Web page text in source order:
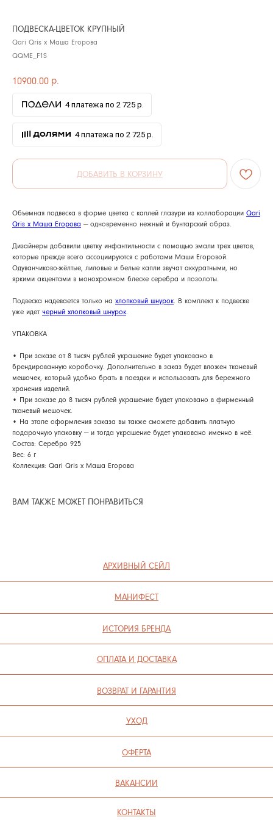
ПОДВЕСКА-ЦВЕТОК КРУПНЫЙ
Qari Qris x Маша Егорова
QQME_F1S
10900.00 р.
4 платежа по 2 725 р.
4 платежа по 2 725 р.
ДОБАВИТЬ В КОРЗИНУ
Объемная подвеска в форме цветка с каплей глазури из коллаборации Qari
Qris x Маша Егорова — одновременно нежный и бунтарский образ.
Дизайнеры добавили цветку инфантильности с помощью эмали трех цветов,
которые прежде всего ассоциируются с работами Маши Егоровой.
Одуванчиково-жёлтые, лиловые и белые капли звучат аккуратными, но
яркими акцентами в монохромном блеске серебра и позолоты.
Подвеска надевается только на хлопковый шнурок. В комплект к подвеске
уже идет черный хлопковый шнурок.
УПАКОВКА
• При заказе от 8 тысяч рублей украшение будет упаковано в
брендированную коробочку. Дополнительно в заказ будет вложен тканевый
мешочек, который удобно брать в поездки и использовать для бережного
хранения изделий.
• При заказе до 8 тысяч рублей украшение будет упаковано в фирменный
тканевый мешочек.
• На этапе оформления заказа вы также сможете добавить платную
подарочную упаковку — и тогда украшение будет упаковано именно в неё.
Состав: Серебро 925
Вес: 6 г
Коллекция: Qari Qris x Маша Егорова
ВАМ ТАКЖЕ МОЖЕТ ПОНРАВИТЬСЯ
СОГЛАСИЕ НА ОБРАБОТКУ ПЕРСОНАЛЬНЫХ ДАННЫХ
ПОЛИТИКА КОНФИДЕНЦИАЛЬНОСТИ
КОНТАКТЫ
ВОЗВРАТ И ГАРАНТИЯ
ОПЛАТА И ДОСТАВКА
УХОД
ИСТОРИЯ БРЕНДА
2025 © QARI QRIS
Оплата и